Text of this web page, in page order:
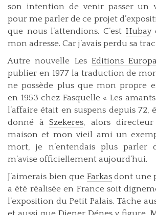
son intention de venir passer un
pour me parler de ce projet
que nous l’attendions. C’est Hubay
mon adresse. Car j’avais perdu sa
Autre nouvelle Les Editions Europa
publier en 1977 la traduction de
ne possède plus que mon propre
en 1953 chez Fasquelle « Les
l’affaire était en suspens depuis 72,
donné àSzekeres, alors
maison et mon vieil ami un
mort, je n’entendais plus parler
m’avise officiellement aujourd’hui.
J’aimerais bien que Farkasdont une
a été réalisée en France soit
l’exposition du Petit Palais. Tâche